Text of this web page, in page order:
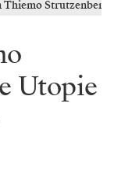
Thiemo
Utopie